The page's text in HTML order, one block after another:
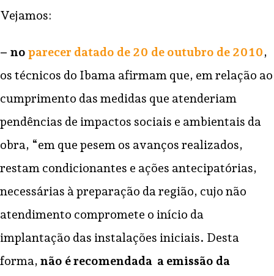
Vejamos:
– no parecer datado de 20 de outubro de 2010,
os técnicos do Ibama afirmam que, em relação ao
cumprimento das medidas que atenderiam
pendências de impactos sociais e ambientais da
obra, “em que pesem os avanços realizados,
restam condicionantes e ações antecipatórias,
necessárias à preparação da região, cujo não
atendimento compromete o início da
implantação das instalações iniciais. Desta
forma, não é recomendada a emissão da